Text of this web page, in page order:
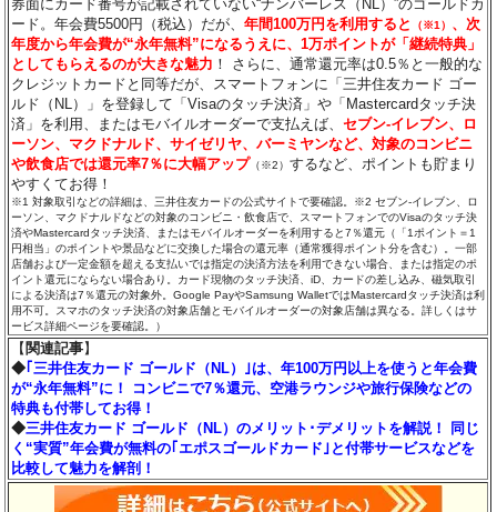
券面にカード番号が記載されていない“ナンバーレス（NL）”のゴールドカ
ード。年会費5500円（税込）だが、年間100万円を利用すると （※1） 、次
年度から年会費が“永年無料”になるうえに、1万ポイントが「継続特典」
としてもらえるのが大きな魅力 ！ さらに、通常還元率は0.5％と一般的な
クレジットカードと同等だが、スマートフォンに「三井住友カード ゴー
ルド（NL）」を登録して「Visaのタッチ決済」や「Mastercardタッチ決
済」を利用、またはモバイルオーダーで支払えば、セブン‐イレブン、ロ
ーソン、マクドナルド、サイゼリヤ、バーミヤンなど、対象のコンビニ
や飲食店では還元率7％に大幅アップ （※2）するなど、ポイントも貯まり
やすくてお得！
※1 対象取引などの詳細は、三井住友カードの公式サイトで要確認。※2 セブン‐イレブン、ロ
ーソン、マクドナルドなどの対象のコンビニ・飲食店で、スマートフォンでのVisaのタッチ決
済やMastercardタッチ決済、またはモバイルオーダーを利用すると7％還元（「1ポイント＝1
円相当」のポイントや景品などに交換した場合の還元率（通常獲得ポイント分を含む）。一部
店舗および一定金額を超える支払いでは指定の決済方法を利用できない場合、または指定のポ
イント還元にならない場合あり。カード現物のタッチ決済、iD、カードの差し込み、磁気取引
による決済は7％還元の対象外。Google PayやSamsung WalletではMastercardタッチ決済は利
用不可。スマホのタッチ決済の対象店舗とモバイルオーダーの対象店舗は異なる。詳しくはサ
ービス詳細ページを要確認。）
【関連記事】
◆ ｢三井住友カード ゴールド（NL）｣は、年100万円以上を使うと年会費
が“永年無料”に！ コンビニで7％還元、空港ラウンジや旅行保険などの
特典も付帯してお得！
◆三井住友カード ゴールド（NL）のメリット･デメリットを解説！ 同じ
く“実質”年会費が無料の｢エポスゴールドカード｣と付帯サービスなどを
比較して魅力を解剖！